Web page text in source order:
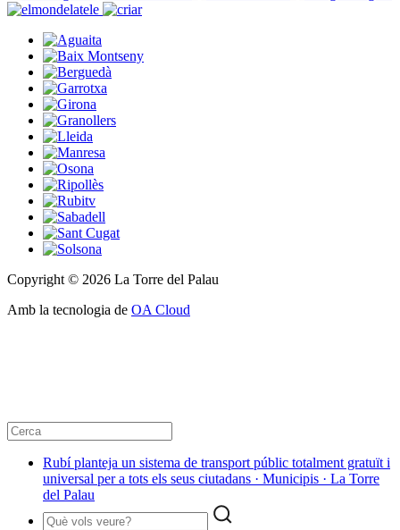
Copyright © 2026 La Torre del Palau
Amb la tecnologia de OA Cloud
Rubí planteja un sistema de transport públic totalment gratuït i
universal per a tots els seus ciutadans · Municipis · La Torre
del Palau